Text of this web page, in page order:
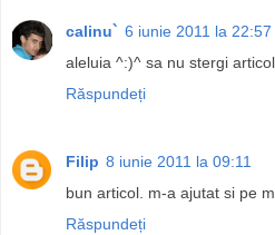
calinu` 6 iunie 2011 la 22:57
aleluia ^:)^ sa nu stergi
Răspundeți
Filip 8 iunie 2011 la 09:11
bun articol. m-a ajutat si pe
Răspundeți